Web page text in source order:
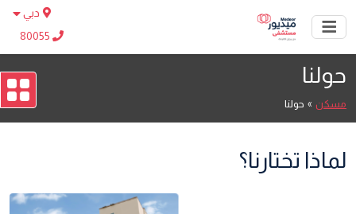
دبي
حولنا
مسكن » حولنا
لماذا تختارنا؟